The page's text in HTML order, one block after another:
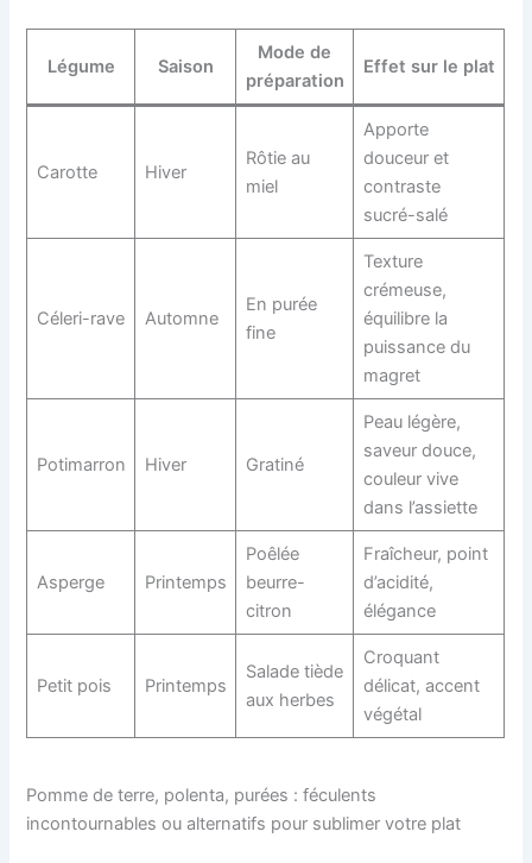
Légume Saison
Mode de
préparation
Effet sur le plat
Carotte Hiver
Rôtie au
miel
Apporte
douceur et
contraste
sucré-salé
Céleri-rave Automne
En purée
fine
Texture
crémeuse,
équilibre la
puissance du
magret
Potimarron Hiver Gratiné
Peau légère,
saveur douce,
couleur vive
dans l’assiette
Asperge Printemps
Poêlée
beurre-
citron
Fraîcheur, point
d’acidité,
élégance
Petit pois Printemps
Salade tiède
aux herbes
Croquant
délicat, accent
végétal
Pomme de terre, polenta, purées : féculents
incontournables ou alternatifs pour sublimer votre plat